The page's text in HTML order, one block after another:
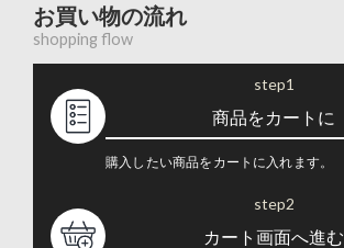
お買い物の流れ
shopping flow
step1
商品をカートに
購入したい商品をカートに入れます。
step2
カート画面へ進む